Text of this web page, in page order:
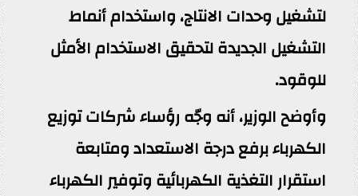
لتشغيل وحدات الانتاج، واستخدام أنماط
التشغيل الجديدة لتحقيق الاستخدام الأمثل
للوقود.
وأوضح الوزير، أنه وجّه رؤساء شركات توزيع
الكهرباء برفع درجة الاستعداد ومتابعة
استقرار التغذية الكهربائية وتوفير الكهرباء